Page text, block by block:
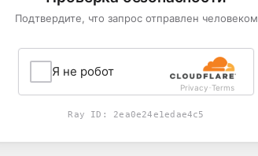
Подтвердите, что запрос отправлен человеком
Я не робот
Privacy-Terms
Ray ID: 2ea0e24e1edae4c5